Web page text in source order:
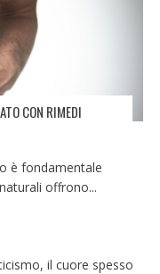
CON RIMEDI
è fondamentale
offrono...
il cuore spesso